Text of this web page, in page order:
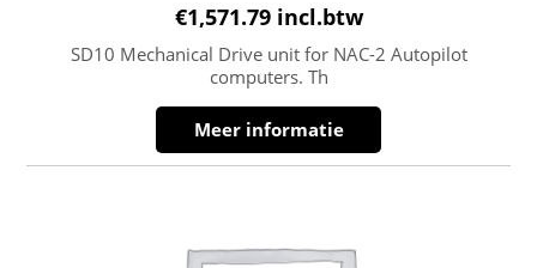
€1,571.79 incl.btw
SD10 Mechanical Drive unit for NAC-2 Autopilot
computers. Th
Meer informatie